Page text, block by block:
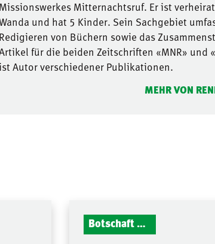
Missionswerkes Mitternachtsruf. Er ist
und hat 5 Kinder. Sein Sachgebiet
Redigieren von Büchern sowie das
für die beiden Zeitschriften «MNR» und
Autor verschiedener Publikationen.
MEHR VON
Botschaft Zionshalle